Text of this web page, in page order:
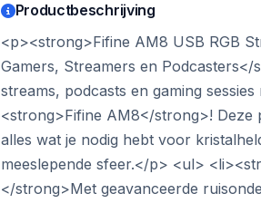
Productbeschrijving
<p><strong>Fifine AM8 USB RGB
Gamers, Streamers en
streams, podcasts en gaming
<strong>Fifine AM8</strong>!
alles wat je nodig hebt voor
meeslepende sfeer.</p> <ul>
</strong>Met geavanceerde